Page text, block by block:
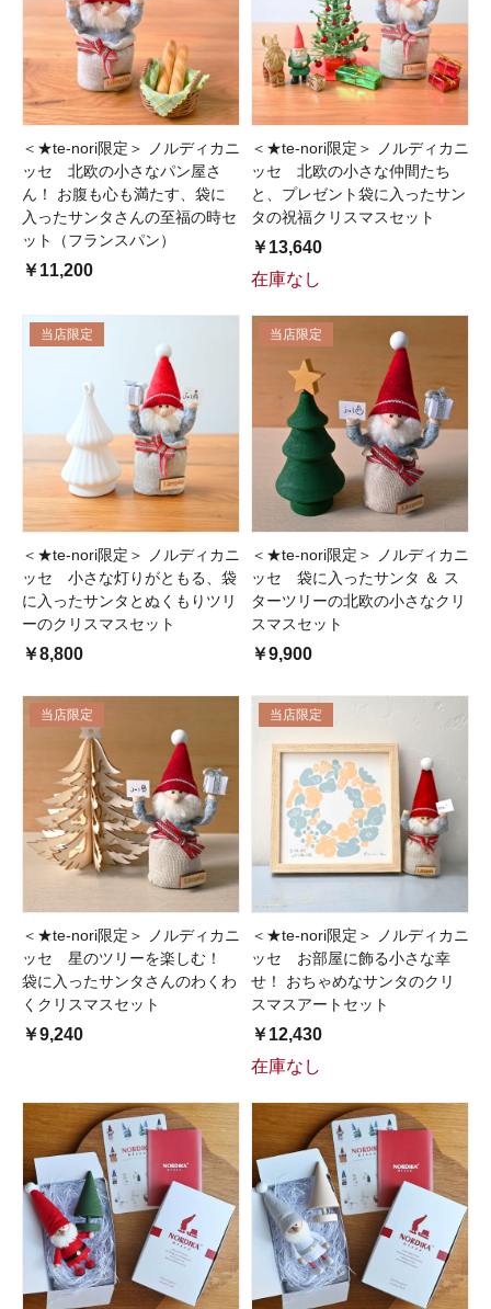
＜★te-nori限定＞ ノルディカニ
ッセ 北欧の小さなパン屋さ
ん！ お腹も心も満たす、袋に
入ったサンタさんの至福の時セ
ット（フランスパン）
￥11,200
＜★te-nori限定＞ ノルディカニ
ッセ 北欧の小さな仲間たち
と、プレゼント袋に入ったサン
タの祝福クリスマスセット
￥13,640
在庫なし
当店限定
＜★te-nori限定＞ ノルディカニ
ッセ 小さな灯りがともる、袋
に入ったサンタとぬくもりツリ
ーのクリスマスセット
￥8,800
当店限定
＜★te-nori限定＞ ノルディカニ
ッセ 袋に入ったサンタ ＆ ス
ターツリーの北欧の小さなクリ
スマスセット
￥9,900
当店限定
＜★te-nori限定＞ ノルディカニ
ッセ 星のツリーを楽しむ！
袋に入ったサンタさんのわくわ
くクリスマスセット
￥9,240
当店限定
＜★te-nori限定＞ ノルディカニ
ッセ お部屋に飾る小さな幸
せ！ おちゃめなサンタのクリ
スマスアートセット
￥12,430
在庫なし